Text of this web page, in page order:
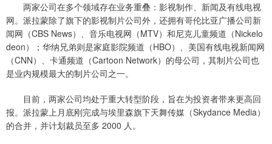
两家公司在多个领域存在业务重叠：影视制作、新闻及有线电视
网。派拉蒙除了旗下的影视制片公司外，还拥有哥伦比亚广播公司新
闻网（CBS News）、音乐电视网（MTV）和尼克儿童频道（Nickelo
deon）；华纳兄弟则是家庭影院频道（HBO）、美国有线电视新闻网
（CNN）、卡通频道（Cartoon Network）的母公司，其制片公司也
是业内规模最大的制片公司之一。
目前，两家公司均处于重大转型阶段，旨在为投资者带来更高回
报。派拉蒙上月底刚完成与埃里森旗下天舞传媒（Skydance Media）
的合并，并计划裁员至多 2000 人。